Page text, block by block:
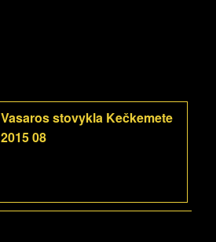
Vasaros stovykla Kečkemete
2015 08